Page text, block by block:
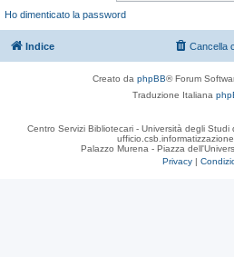
Ho dimenticato la password
Indice Cancella
Creato da phpBB® Forum
Traduzione Italiana
Centro Servizi Bibliotecari - Università degli
Palazzo Murena - Piazza
Privacy |